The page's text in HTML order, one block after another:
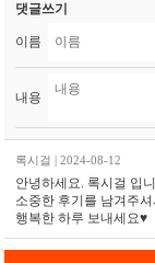
댓글쓰기
이름
내용
록시걸 | 2024-08-12
안녕하세요. 록시걸 입
소중한 후기를 남겨주
행복한 하루 보내세요♥